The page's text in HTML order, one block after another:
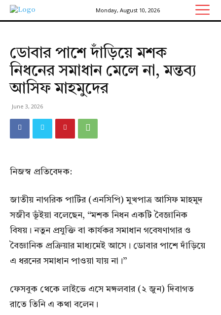
Monday, August 10, 2026
ডোবার পাশে দাঁড়িয়ে মশক
নিধনের সমাধান মেলে না, মন্তব্য
আসিফ মাহমুদের
June 3, 2026
নিজস্ব প্রতিবেদক:
জাতীয় নাগরিক পার্টির (এনসিপি) মুখপাত্র আসিফ মাহমুদ
সজীব ভূঁইয়া বলেছেন, “মশক নিধন একটি বৈজ্ঞানিক
বিষয়। নতুন প্রযুক্তি বা কার্যকর সমাধান গবেষণাগার ও
বৈজ্ঞানিক প্রক্রিয়ার মাধ্যমেই আসে। ডোবার পাশে দাঁড়িয়ে
এ ধরনের সমাধান পাওয়া যায় না।”
ফেসবুক থেকে লাইভে এসে মঙ্গলবার (২ জুন) দিবাগত
রাতে তিনি এ কথা বলেন।